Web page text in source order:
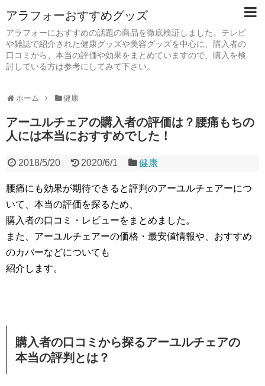
アラフォーおすすめグッズ
アラフォーにおすすめの話題の商品を徹底検証しました。テレビ
や雑誌で紹介された健康グッズや美容グッズを中心に、購入者の
口コミから、本当の評価や効果をまとめていますので、購入を検
討している方は参考にしてみて下さい。
ホーム 健康
アーユルチェアの購入者の評価は？腰痛もちの
人には本当におすすめでした！
2018/5/20 2020/6/1 健康
腰痛にも効果が期待できると評判のアーユルチェアーにつ
いて、本当の評価を探るため、
購入者の口コミ・レビューをまとめました。
また、アーユルチェアーの価格・最安値情報や、おすすめ
のカバーなどについても
紹介します。
購入者の口コミから探るアーユルチェアの
本当の評判とは？